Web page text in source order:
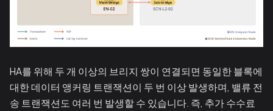
HA를 위해 두 개 이상의 브리지 쌍이 연결되면 동일한 블록에
대한 데이터 앵커링 트랜잭션이 두 번 이상 발생하며, 밸류 전
송 트랜잭션도 여러 번 발생할 수 있습니다. 즉, 추가 수수료